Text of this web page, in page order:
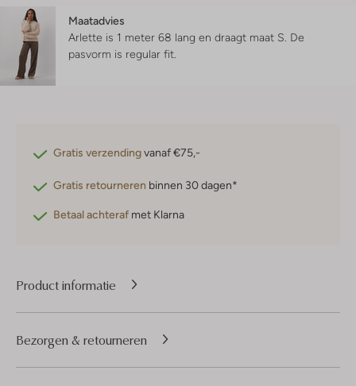
Maatadvies
Arlette is 1 meter 68 lang en draagt maat S. De
pasvorm is regular fit
Gratis verzendingvanaf €75,-
Gratis retourneren binnen 30 dagen*
Betaal achteraf met Klarna
Product informatie
Bezorgen & retourneren